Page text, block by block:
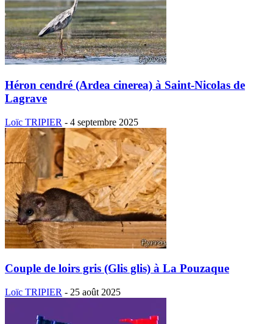
Héron cendré (Ardea cinerea) à Saint-Nicolas de
Lagrave
Loïc TRIPIER - 4 septembre 2025
Couple de loirs gris (Glis glis) à La Pouzaque
Loïc TRIPIER - 25 août 2025